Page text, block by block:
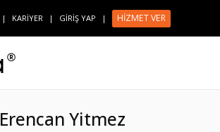
| KARİYER | GİRİŞ YAP | HİZMET VER
Erencan Yitmez